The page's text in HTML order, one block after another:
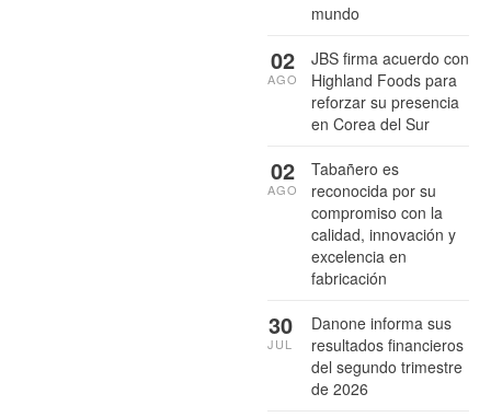
mundo
JBS firma acuerdo con
Highland Foods para
reforzar su presencia
en Corea del Sur
02
AGO
Tabañero es
reconocida por su
compromiso con la
calidad, innovación y
excelencia en
fabricación
02
AGO
Danone informa sus
resultados financieros
del segundo trimestre
de 2026
30
JUL